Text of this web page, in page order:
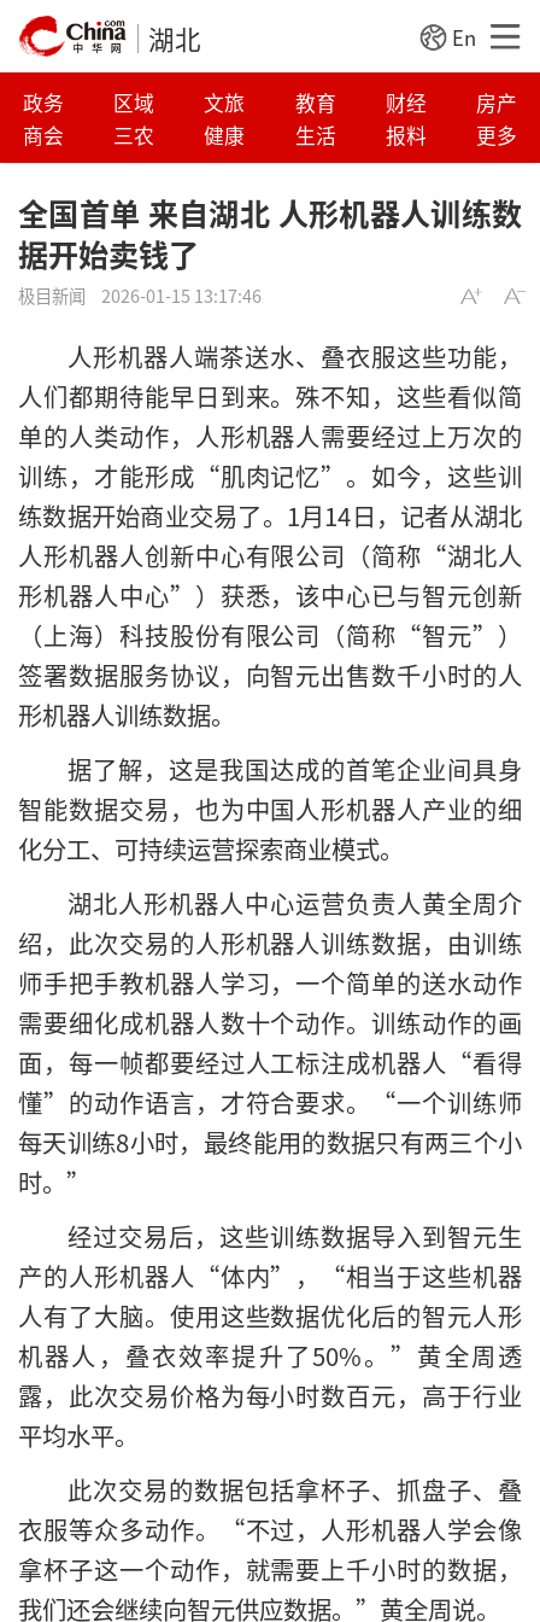
湖北 En
政务 区域 文旅 教育 财经
房产
商会
三农 健康 生活 报料 更多
全国首单 来自湖北 人形机器人训练数
据开始卖钱了
极目新闻 2026-01-15 13:17:46
人形机器人端茶送水、叠衣服这些功能，
人们都期待能早日到来。殊不知，这些看似简
单的人类动作，人形机器人需要经过上万次的
训练，才能形成“肌肉记忆”。如今，这些训
练数据开始商业交易了。1月14日，记者从湖北
人形机器人创新中心有限公司（简称“湖北人
形机器人中心”）获悉，该中心已与智元创新
（上海）科技股份有限公司（简称“智元”）
签署数据服务协议，向智元出售数千小时的人
形机器人训练数据。
据了解，这是我国达成的首笔企业间具身
智能数据交易，也为中国人形机器人产业的细
化分工、可持续运营探索商业模式。
湖北人形机器人中心运营负责人黄全周介
绍，此次交易的人形机器人训练数据，由训练
师手把手教机器人学习，一个简单的送水动作
需要细化成机器人数十个动作。训练动作的画
面，每一帧都要经过人工标注成机器人“看得
懂”的动作语言，才符合要求。“一个训练师
每天训练8小时，最终能用的数据只有两三个小
时。”
经过交易后，这些训练数据导入到智元生
产的人形机器人“体内”，“相当于这些机器
人有了大脑。使用这些数据优化后的智元人形
机器人，叠衣效率提升了50%。”黄全周透
露，此次交易价格为每小时数百元，高于行业
平均水平。
此次交易的数据包括拿杯子、抓盘子、叠
衣服等众多动作。“不过，人形机器人学会像
拿杯子这一个动作，就需要上千小时的数据，
我们还会继续向智元供应数据。”黄全周说。